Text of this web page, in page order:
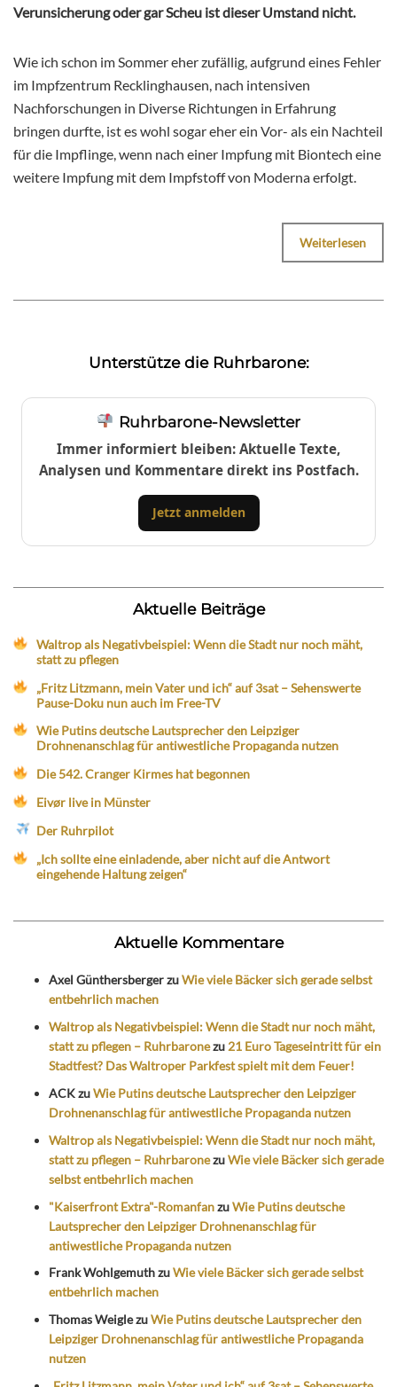
Verunsicherung oder gar Scheu ist dieser Umstand nicht.
Wie ich schon im Sommer eher zufällig, aufgrund eines Fehler
im Impfzentrum Recklinghausen, nach intensiven
Nachforschungen in Diverse Richtungen in Erfahrung
bringen durfte, ist es wohl sogar eher ein Vor- als ein Nachteil
für die Impflinge, wenn nach einer Impfung mit Biontech eine
weitere Impfung mit dem Impfstoff von Moderna erfolgt.
Weiterlesen
Unterstütze die Ruhrbarone:
Ruhrbarone-Newsletter
Immer informiert bleiben: Aktuelle Texte,
Analysen und Kommentare direkt ins Postfach.
Jetzt anmelden
Aktuelle Beiträge
Waltrop als Negativbeispiel: Wenn die Stadt nur noch mäht,
statt zu pflegen
„Fritz Litzmann, mein Vater und ich“ auf 3sat – Sehenswerte
Pause-Doku nun auch im Free-TV
Wie Putins deutsche Lautsprecher den Leipziger
Drohnenanschlag für antiwestliche Propaganda nutzen
Die 542. Cranger Kirmes hat begonnen
Eivør live in Münster
Der Ruhrpilot
„Ich sollte eine einladende, aber nicht auf die Antwort
eingehende Haltung zeigen“
Aktuelle Kommentare
Axel GünthersbergerzuWie viele Bäcker sich gerade selbst
entbehrlich machen
Waltrop als Negativbeispiel: Wenn die Stadt nur noch mäht,
statt zu pflegen – Ruhrbaronezu 21 Euro Tageseintritt für ein
Stadtfest? Das Waltroper Parkfest spielt mit dem Feuer!
ACKzuWie Putins deutsche Lautsprecher den Leipziger
Drohnenanschlag für antiwestliche Propaganda nutzen
Waltrop als Negativbeispiel: Wenn die Stadt nur noch mäht,
statt zu pflegen – RuhrbaronezuWie viele Bäcker sich gerade
selbst entbehrlich machen
"Kaiserfront Extra"-RomanfanzuWie Putins deutsche
Lautsprecher den Leipziger Drohnenanschlag für
antiwestliche Propaganda nutzen
Frank WohlgemuthzuWie viele Bäcker sich gerade selbst
entbehrlich machen
Thomas WeiglezuWie Putins deutsche Lautsprecher den
Leipziger Drohnenanschlag für antiwestliche Propaganda
nutzen